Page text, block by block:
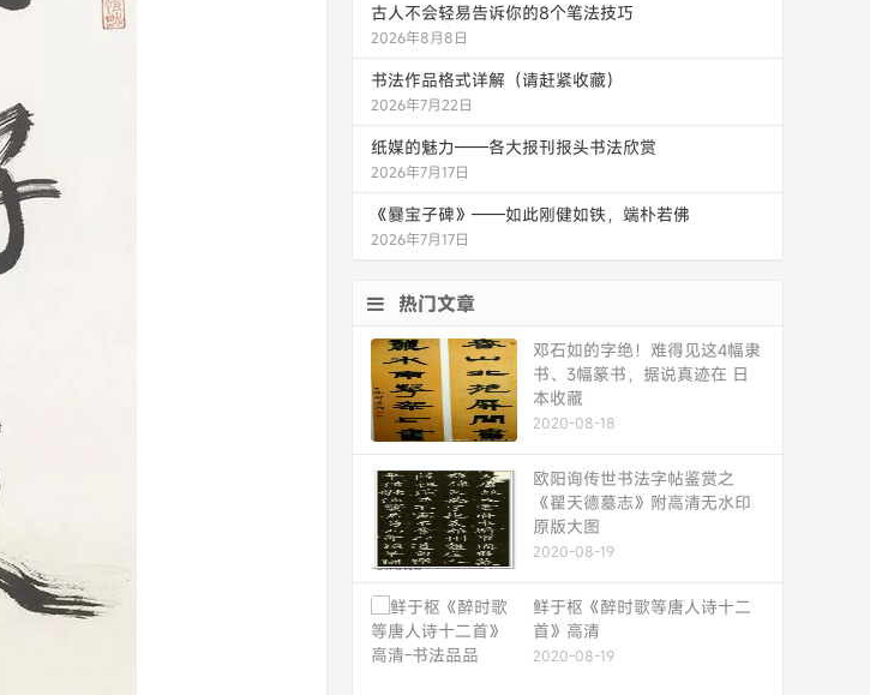
古人不会轻易告诉你的8个笔法技巧
2026年8月8日
书法作品格式详解（请赶紧收藏）
2026年7月22日
纸媒的魅力——各大报刊报头书法欣赏
2026年7月17日
《爨宝子碑》——如此刚健如铁，端朴若佛
2026年7月17日
热门文章
邓石如的字绝！难得见这4幅隶
书、3幅篆书，据说真迹在 日
本收藏
2020-08-18
欧阳询传世书法字帖鉴赏之
《翟天德墓志》附高清无水印
原版大图
2020-08-19
鲜于枢《醉时歌等唐人诗十二
首》高清
2020-08-19